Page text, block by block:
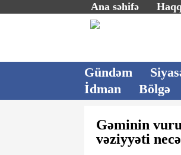
Ana səhifə
Gündəm
İdman
Bölgə
Gəminin
vəziyyəti